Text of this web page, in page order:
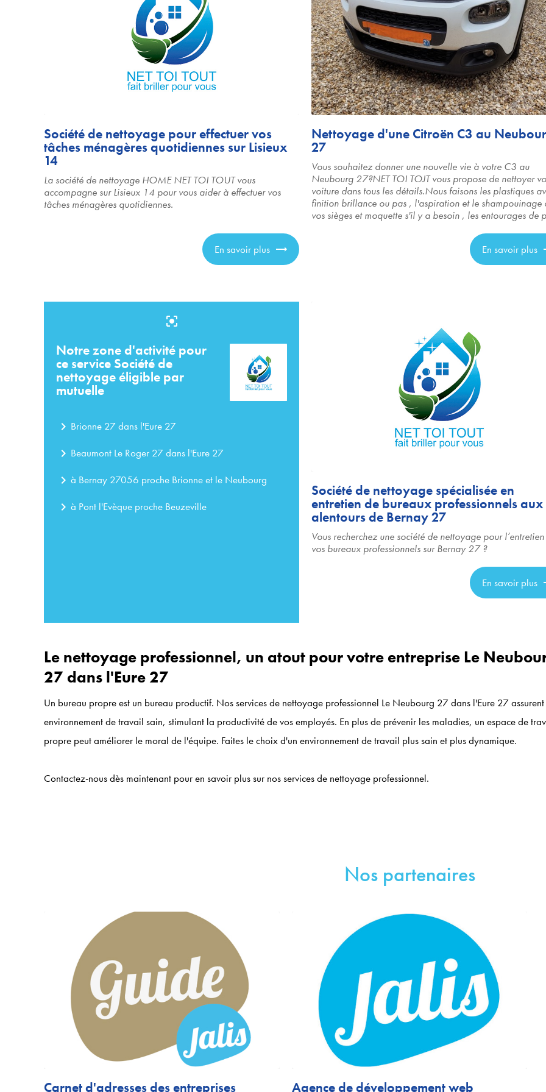
Société de nettoyage pour effectuer vos
tâches ménagères quotidiennes sur Lisieux
14
La société de nettoyage HOME NET TOI TOUT vous
accompagne sur Lisieux 14 pour vous aider à effectuer vos
tâches ménagères quotidiennes.
En savoir plus
Nettoyage d'une Citroën C3 au
27
Vous souhaitez donner une nouvelle vie à votre C3 au
Neubourg 27?NET TOI TOJT vous propose de nettoyer
voiture dans tous les détails.Nous faisons les plastiques
finition brillance ou pas , l'aspiration et le shampouinage
vos sièges et moquette s'il y a besoin , les entourages de
En savoir plus
center_focus_strong
Notre zone d'activité pour
ce service Société de
nettoyage éligible par
mutuelle
navigate_next Brionne 27 dans l'Eure 27
navigate_next Beaumont Le Roger 27 dans l'Eure 27
navigate_next à Bernay 27056 proche Brionne et le Neubourg
navigate_next à Pont l'Evèque proche Beuzeville
Société de nettoyage spécialisée en
entretien de bureaux professionnels aux
alentours de Bernay 27
Vous recherchez une société de nettoyage pour
vos bureaux professionnels sur Bernay 27 ?
En savoir plus
Le nettoyage professionnel, un atout pour votre entreprise Le
27 dans l'Eure 27
Un bureau propre est un bureau productif. Nos services de nettoyage professionnel Le Neubourg 27 dans l'Eure 27
environnement de travail sain, stimulant la productivité de vos employés. En plus de prévenir les maladies, un espace de
propre peut améliorer le moral de l'équipe. Faites le choix d'un environnement de travail plus sain et plus dynamique.
Contactez-nous dès maintenant pour en savoir plus sur nos services de nettoyage professionnel.
Nos partenaires
Carnet d'adresses des entreprises Agence de développement web